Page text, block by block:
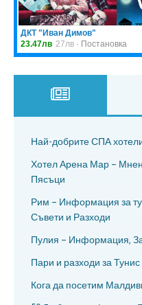
Най-добрите СПА
Хотел Арена Мар –
Пясъци
Рим – Информация за
Съвети и Разходи
Пулия – Информация,
Пари и разходи за Тунис
Кога да посетим